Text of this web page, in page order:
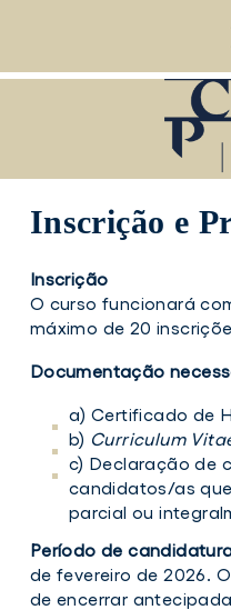
conteúdo
Inscrição e
Inscrição
O curso funcionará
máximo de 20
Documentação
a) Certificado de
b) Curriculum
c) Declaração de
candidatos/as
parcial ou
Período de
de fevereiro de 2026.
de encerrar